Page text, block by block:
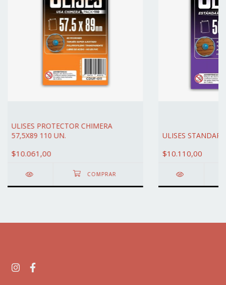
ULISES PROTECTOR CHIMERA
57,5X89 110 UN.
$10.061,00
ULISES STANDAR
$10.110,00